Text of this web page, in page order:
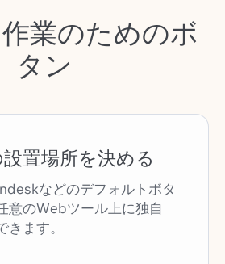
業のためのボ
タン
置場所を決める
などのデフォルトボタ
意のWebツール上に独自
きます。